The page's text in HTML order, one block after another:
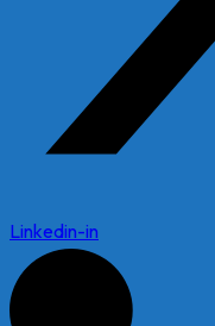
Linkedin-in